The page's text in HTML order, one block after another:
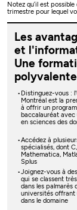
Notez qu’il est
trimestre pour lequel
Les
et
Une
polyvalente
Distinguez-vous :
Montréal est la
à offrir un
baccalauréat
en sciences des
Accédez à
spécialisés, dont
Mathematica,
Splus
Joignez-vous à
qui se classent
dans les palmarès
universités offrant
dans le domaine